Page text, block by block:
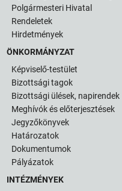
Polgármesteri Hivatal
Rendeletek
Hirdetmények
ÖNKORMÁNYZAT
Képviselő-testület
Bizottsági tagok
Bizottsági ülések, napirendek
Meghívók és előterjesztések
Jegyzőkönyvek
Határozatok
Dokumentumok
Pályázatok
INTÉZMÉNYEK